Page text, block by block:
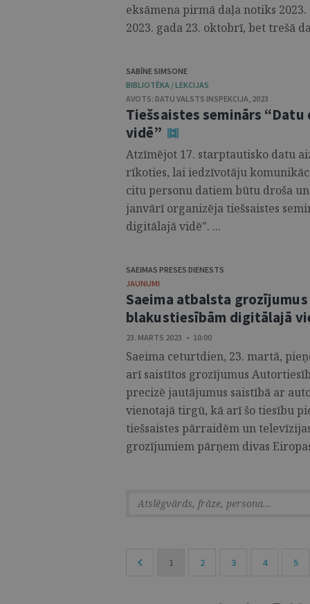
eksāmena pirmā daļa notiks
2023. gada 23. oktobrī, bet trešā
SABĪNE SIMSONE
BIBLIOTĒKA / LEKCIJAS
AVOTS: DATU VALSTS INSPEKCIJA, 2023
Tiešsaistes seminārs
vidē”
Atzīmējot 17. starptautisko datu
rīkoties, lai iedzīvotāju
citu personu datiem būtu droša
janvārī organizēja tiešsaistes
digitālajā vidē". ...
SAEIMAS PRESES DIENESTS
JAUNUMI
Saeima atbalsta
blakustiesībām digitālajā
23. MARTS 2023 • 10:00
Saeima ceturtdien, 23. martā,
arī saistītos grozījumus
precizē jautājumus saistībā ar
vienotajā tirgū, kā arī šo tiesību
tiešsaistes pārraidēm un
grozījumiem pārņem divas
1 2 3 4 5